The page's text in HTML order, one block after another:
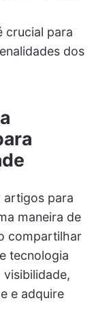
crucial para
dos
artigos para
maneira de
compartilhar
tecnologia
e adquire